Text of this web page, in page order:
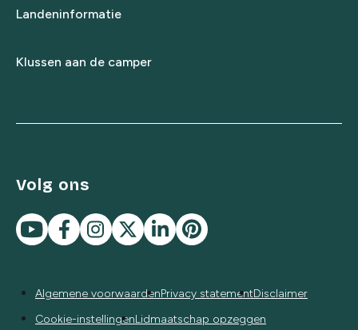
Landeninformatie
Klussen aan de camper
Volg ons
Algemene voorwaardenPrivacy statementDisclaimer
Cookie-instellingenLidmaatschap opzeggen